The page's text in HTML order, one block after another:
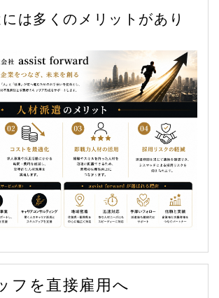
は多くのメリットがあり
フを直接雇用へ